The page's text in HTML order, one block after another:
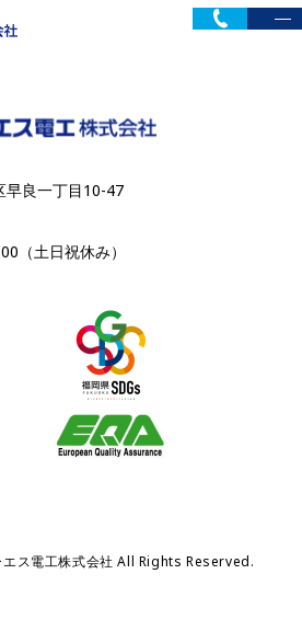
早良一丁目10-47
（土日祝休み）
ス電工株式会社 All Rights Reserved.